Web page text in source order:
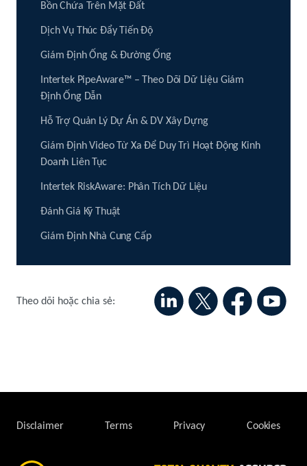
Bồn Chứa Trên Mặt Đất
Dịch Vụ Thúc Đẩy Tiến Độ
Giám Định Ống & Đường Ống
Intertek PipeAware™ – Theo Dõi Dữ Liệu Giám
Định Ống Dẫn
Hỗ Trợ Quản Lý Dự Án & DV Xây Dựng
Giám Định Video Từ Xa Để Duy Trì Hoạt Động Kinh
Doanh Liên Tục
Intertek RiskAware: Phân Tích Dữ Liệu
Đánh Giá Kỹ Thuật
Giám Định Nhà Cung Cấp
Theo dõi hoặc chia sẻ:
Disclaimer Terms Privacy Cookies